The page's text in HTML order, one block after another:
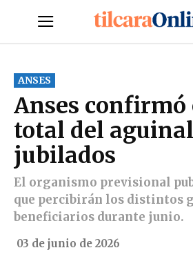
ANSES
Anses confirmó
total del
jubilados
El organismo previsional
que percibirán los distintos
beneficiarios durante junio.
03 de junio de 2026